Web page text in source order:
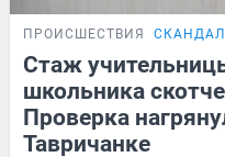
ПРОИСШЕСТВИЯ
Стаж
школьника
Проверка
Тавричанке